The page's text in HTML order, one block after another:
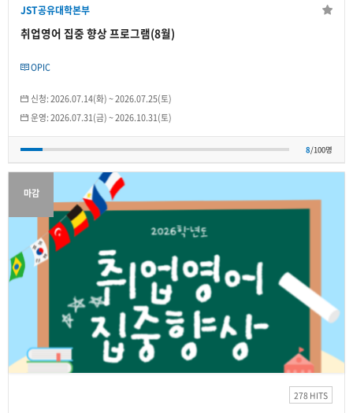
JST공유대학본부
취업영어 집중 향상 프로그램(8월)
OPIC
신청:2026.07.14(화)~2026.07.25(토)
운영:2026.07.31(금)~2026.10.31(토)
8/100명
8/100명
마감
278 HITS
JST공유대학본부
취업영어 집중 향상 프로그램(8월)